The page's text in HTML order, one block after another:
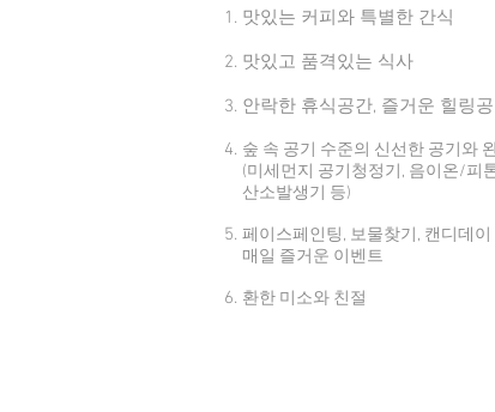
맛있는 커피와 특별한 간식
맛있고 품격있는 식사
안락한 휴식공간, 즐거운 힐링
숲 속 공기 수준의 신선한 공기와
(미세먼지 공기청정기, 음이온/피
산소발생기 등)
페이스페인팅, 보물찾기, 캔디데이
매일 즐거운 이벤트
환한 미소와 친절